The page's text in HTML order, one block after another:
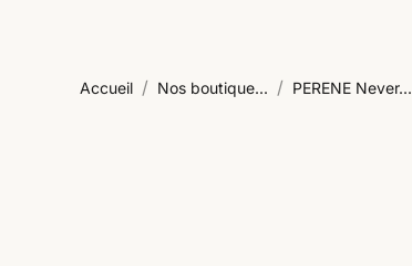
Accueil / Nos boutique... / PERENE Never...